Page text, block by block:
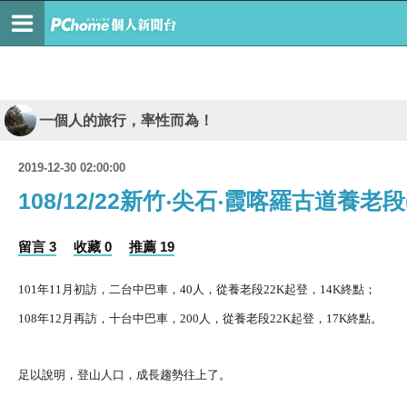
一個人的旅行，率性而為！
2019-12-30 02:00:00
108/12/22新竹‧尖石‧霞喀羅古道養老
留言 3 收藏 0 推薦 19
101年11月初訪，二台中巴車，40人，從養老段22K起登，14K終點；
108年12月再訪，十台中巴車，200人，從養老段22K起登，17K終點。
足以說明，登山人口，成長趨勢往上了。